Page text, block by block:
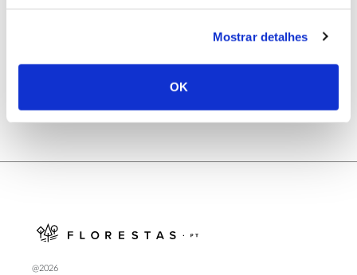
Mostrar detalhes
OK
Natureza e florestas procuram jovens voluntários
@2026